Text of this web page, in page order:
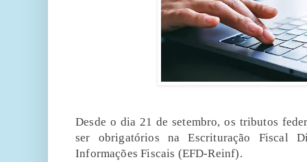
Desde o dia 21 de setembro, os tributos
ser obrigatórios na Escrituração Fiscal
Informações Fiscais (EFD-Reinf).